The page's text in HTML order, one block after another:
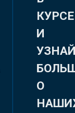
КУРСЕ
И
О